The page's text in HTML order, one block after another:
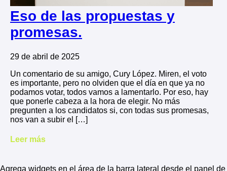
Eso de las propuestas y
promesas.
29 de abril de 2025
Un comentario de su amigo, Cury López. Miren, el voto
es importante, pero no olviden que el día en que ya no
podamos votar, todos vamos a lamentarlo. Por eso, hay
que ponerle cabeza a la hora de elegir. No más
pregunten a los candidatos si, con todas sus promesas,
nos van a subir el […]
Leer más
Agrega widgets en el área de la barra lateral desde el panel de